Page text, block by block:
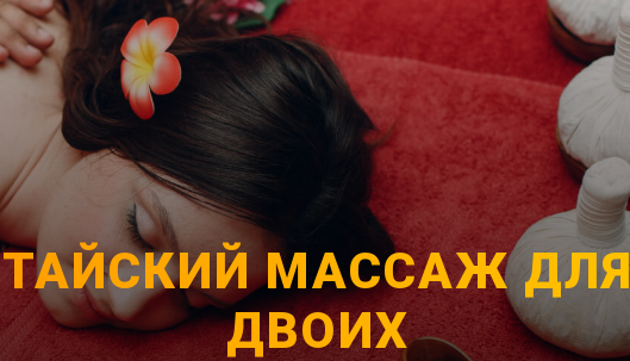
ТАЙСКИЙ МАССАЖ ДЛЯ
ДВОИХ